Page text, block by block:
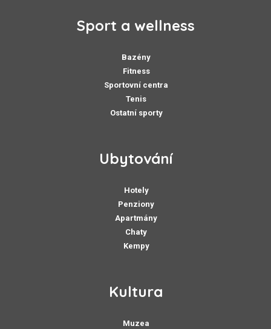
Sport a wellness
Bazény
Fitness
Sportovní centra
Tenis
Ostatní sporty
Ubytování
Hotely
Penziony
Apartmány
Chaty
Kempy
Kultura
Muzea